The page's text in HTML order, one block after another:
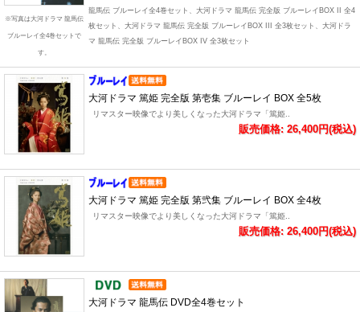
※写真は大河ドラマ 龍馬伝
ブルーレイ全4巻セットで
す。
龍馬伝 ブルーレイ全4巻セット、大河ドラマ 龍馬伝 完全版 ブルーレイBOX II 全4
枚セット、大河ドラマ 龍馬伝 完全版 ブルーレイBOX III 全3枚セット、大河ドラ
マ 龍馬伝 完全版 ブルーレイBOX IV 全3枚セット
大河ドラマ 篤姫 完全版 第壱集 ブルーレイ BOX 全5枚
リマスター映像でより美しくなった大河ドラマ「篤姫..
販売価格: 26,400円(税込)
大河ドラマ 篤姫 完全版 第弐集 ブルーレイ BOX 全4枚
リマスター映像でより美しくなった大河ドラマ「篤姫..
販売価格: 26,400円(税込)
大河ドラマ 龍馬伝 DVD全4巻セット